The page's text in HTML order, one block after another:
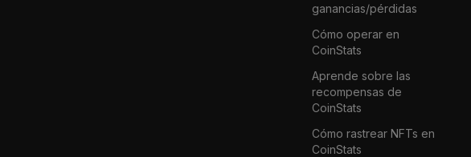
ganancias/pérdidas
Cómo operar en
CoinStats
Aprende sobre las
recompensas de
CoinStats
Cómo rastrear NFTs en
CoinStats